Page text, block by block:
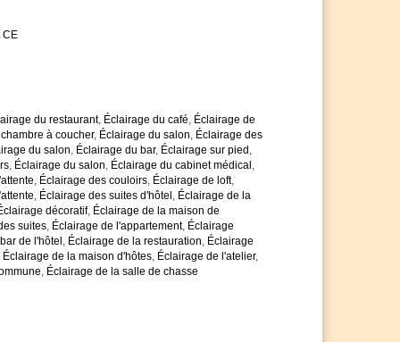
pas à nous contacter
de quantité si le nombre d'articles est élevé
demandes
CE
du restaurant, Éclairage du café, Éclairage de
à coucher, Éclairage du salon, Éclairage des
du salon, Éclairage du bar, Éclairage sur pied ,
, Éclairage du salon, Éclairage du cabinet médical ,
, Éclairage des couloirs, Éclairage de loft,
, Éclairage des suites d'hôtel , Éclairage de la
décoratif, Éclairage de la maison de
suites, Éclairage de l'appartement, Éclairage
de l'hôtel , Éclairage de la restauration, Éclairage
Éclairage de la maison d'hôtes, Éclairage de l'atelier,
, Éclairage de la salle de chasse